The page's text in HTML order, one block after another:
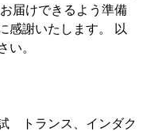
届けできるよう準備
感謝いたします。 以
い。
トランス、インダク